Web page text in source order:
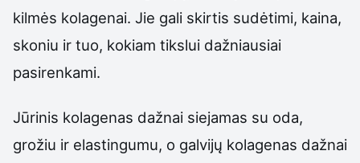
kilmės kolagenai. Jie gali skirtis sudėtimi, kaina,
skoniu ir tuo, kokiam tikslui dažniausiai
pasirenkami.
Jūrinis kolagenas dažnai siejamas su oda,
grožiu ir elastingumu, o galvijų kolagenas dažnai